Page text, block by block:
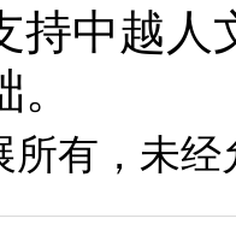
持中越
所有，未